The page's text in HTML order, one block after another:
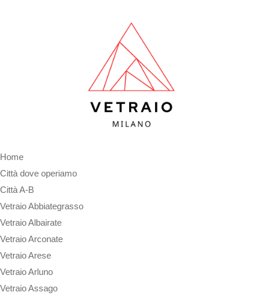
Home
Città dove operiamo
Città A-B
Vetraio Abbiategrasso
Vetraio Albairate
Vetraio Arconate
Vetraio Arese
Vetraio Arluno
Vetraio Assago